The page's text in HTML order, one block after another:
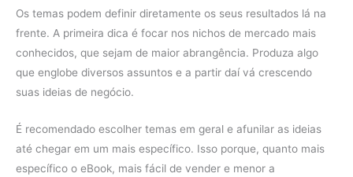
Os temas podem definir diretamente os seus resultados lá na
frente. A primeira dica é focar nos nichos de mercado mais
conhecidos, que sejam de maior abrangência. Produza algo
que englobe diversos assuntos e a partir daí vá crescendo
suas ideias de negócio.
É recomendado escolher temas em geral e afunilar as ideias
até chegar em um mais específico. Isso porque, quanto mais
específico o eBook, mais fácil de vender e menor a